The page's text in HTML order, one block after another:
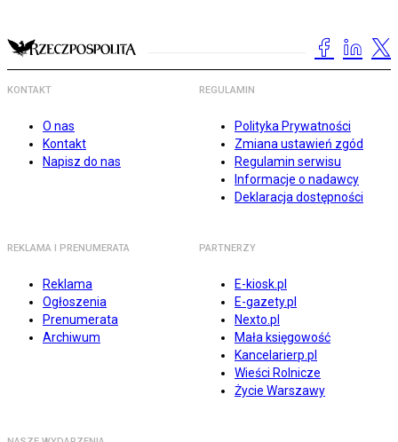
KONTAKT
O nas
Kontakt
Napisz do nas
REGULAMIN
Polityka Prywatności
Zmiana ustawień zgód
Regulamin serwisu
Informacje o nadawcy
Deklaracja dostępności
REKLAMA I PRENUMERATA
Reklama
Ogłoszenia
Prenumerata
Archiwum
PARTNERZY
E-kiosk.pl
E-gazety.pl
Nexto.pl
Mała księgowość
Kancelarierp.pl
Wieści Rolnicze
Życie Warszawy